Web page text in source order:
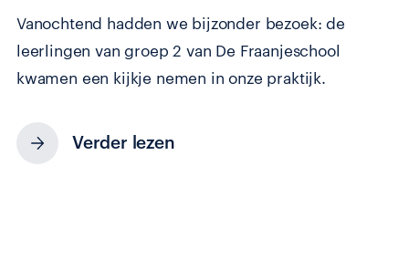
Vanochtend hadden we bijzonder bezoek: de
leerlingen van groep 2 van De Fraanjeschool
kwamen een kijkje nemen in onze praktijk.
Verder lezen